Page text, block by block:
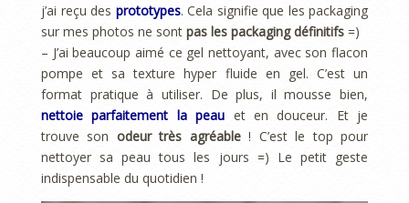
j’ai reçu des prototypes. Cela signifie que les packaging
sur mes photos ne sont pas les packaging définitifs =)
– J’ai beaucoup aimé ce gel nettoyant, avec son flacon
pompe et sa texture hyper fluide en gel. C’est un
format pratique à utiliser. De plus, il mousse bien,
nettoie parfaitement la peau et en douceur. Et je
trouve son odeur très agréable! C’est le top pour
nettoyer sa peau tous les jours =) Le petit geste
indispensable du quotidien !